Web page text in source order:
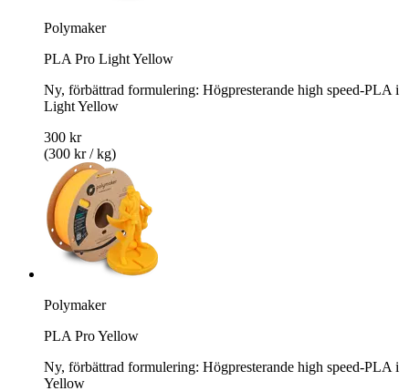
Polymaker
PLA Pro Light Yellow
Ny, förbättrad formulering: Högpresterande high speed-PLA i
Light Yellow
300 kr
(300 kr / kg)
Polymaker
PLA Pro Yellow
Ny, förbättrad formulering: Högpresterande high speed-PLA i
Yellow